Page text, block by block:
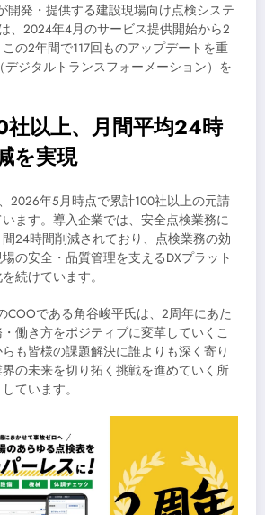
開発・提供する建設現場向け点検システ
、2024年4月のサービス提供開始から2
の2年間で117回ものアップデートを重
デジタルトランスフォーメーション）を
社以上、月間平均24時
を実現
、2026年5月時点で累計100社以上の元請
ます。導入企業では、安全点検業務に
24時間削減されており、点検業務の効
の安全・品質管理を支えるDXプラット
続けています。
COOである角谷峻平氏は、2周年にあた
働き方をポジティブに変革していくこ
も皆様の課題解決に誰よりも深く寄り
の未来を切り拓く挑戦を進めていく所
ています。